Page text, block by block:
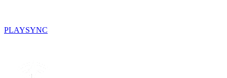
PLAYSYNC